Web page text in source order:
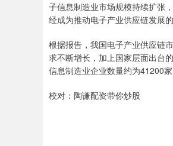
子信息制造业市场规模持续扩张
经成为推动电子产业供应链发展的
根据报告，我国电子产业供应链
求不断增长，加上国家层面出台
信息制造业企业数量约为41200
校对：陶谦配资带你炒股